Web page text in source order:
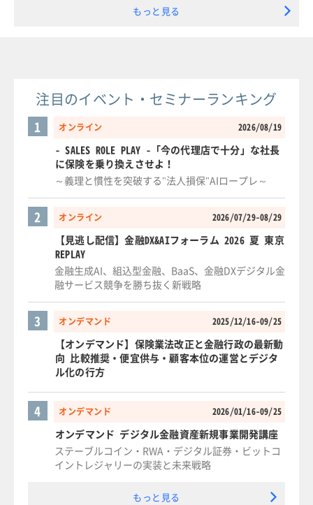
もっと見る
注目のイベント・セミナーランキング
オンライン 2026/08/19
1
- SALES ROLE PLAY -「今の代理店で十分」な社長
に保険を乗り換えさせよ！
～義理と慣性を突破する"法人損保"AIロープレ～
オンライン 2026/07/29-08/29
2
【見逃し配信】金融DX&AIフォーラム 2026 夏 東京
REPLAY
金融生成AI、組込型金融、BaaS、金融DXデジタル金
融サービス競争を勝ち抜く新戦略
オンデマンド 2025/12/16-09/25
3
【オンデマンド】保険業法改正と金融行政の最新動
向 比較推奨・便宜供与・顧客本位の運営とデジタ
ル化の行方
オンデマンド 2026/01/16-09/25
4
オンデマンド デジタル金融資産新規事業開発講座
ステーブルコイン・RWA・デジタル証券・ビットコ
イントレジャリーの実装と未来戦略
もっと見る